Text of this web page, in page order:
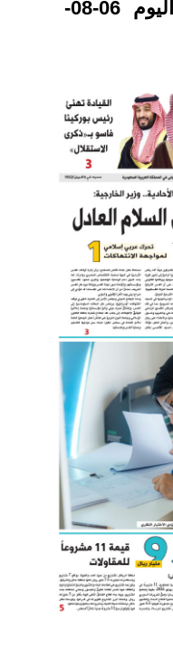
تحميل PDF البلاد عدد اليوم 06-08-